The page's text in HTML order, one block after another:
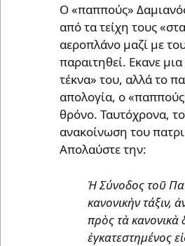
Ο «παππούς»
από τα τείχη τους
αεροπλάνο μαζί με
παραιτηθεί. Εκανε
τέκνα» του, αλλά το
απολογία, ο
θρόνο. Ταυτόχρονα,
ανακοίνωση του
Απολαύστε την:
Ἡ Σύνοδος τοῦ
κανονικὴν
πρὸς τὰ
ἐγκατεστημένος